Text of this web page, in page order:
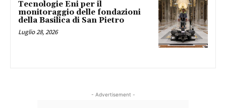
Tecnologie Eni per il
monitoraggio delle fondazioni
della Basilica di San Pietro
Luglio 28, 2026
- Advertisement -